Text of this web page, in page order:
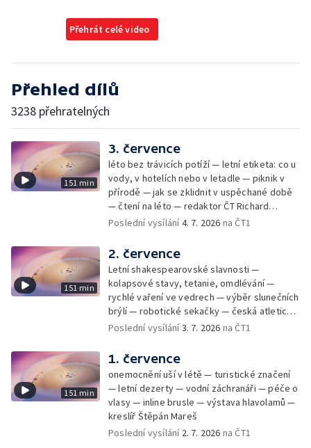
Přehrát celé video
Přehled dílů
3238 přehratelných
151 min
3. července
léto bez trávicích potíží — letní etiketa: co u
vody, v hotelích nebo v letadle — piknik v
přírodě — jak se zklidnit v uspěchané době
— čtení na léto — redaktor ČT Richard
Samko
Poslední vysílání4. 7. 2026 na ČT1
151 min
2. července
Letní shakespearovské slavnosti —
kolapsové stavy, tetanie, omdlévání —
rychlé vaření ve vedrech — výběr slunečních
brýlí — robotické sekačky — česká atletická
rekordmanka — psí seriál: výmarský
Poslední vysílání3. 7. 2026 na ČT1
151 min
1. července
onemocnění uší v létě — turistické značení
— letní dezerty — vodní záchranáři — péče o
vlasy — inline brusle — výstava hlavolamů —
kreslíř Štěpán Mareš
Poslední vysílání 2. 7. 2026 na ČT1